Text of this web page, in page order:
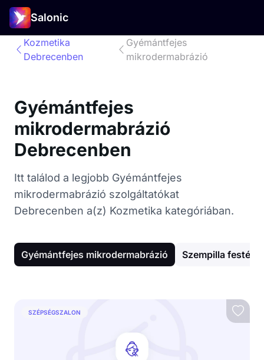
Salonic
Kozmetika
Debrecenben
Gyémántfejes
mikrodermabrázió
Gyémántfejes
mikrodermabrázió
Debrecenben
Itt találod a legjobb Gyémántfejes
mikrodermabrázió szolgáltatókat
Debrecenben a(z) Kozmetika kategóriában.
Gyémántfejes mikrodermabrázió Szempilla festés
SZÉPSÉGSZALON